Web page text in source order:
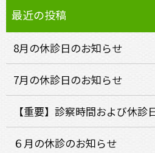
8月の休診日のお知らせ
7月の休診日のお知らせ
【重要】診察時間および休診
６月の休診のお知らせ